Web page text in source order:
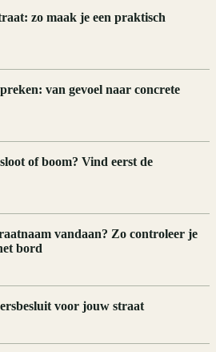
zo maak je een praktisch
van gevoel naar concrete
of boom? Vind eerst de
vandaan? Zo controleer je
bord
voor jouw straat